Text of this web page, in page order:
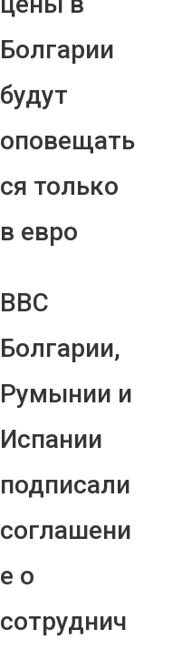
Болгарии
будут
оповещать
ся только
в евро
ВВС
Болгарии,
Румынии и
Испании
подписали
соглашени
е о
сотруднич